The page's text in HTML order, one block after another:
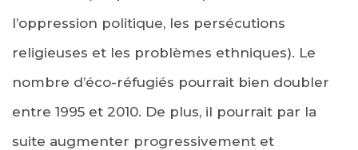
l’oppression politique, les persécutions
religieuses et les problèmes ethniques). Le
nombre d’éco-réfugiés pourrait bien doubler
entre 1995 et 2010. De plus, il pourrait par la
suite augmenter progressivement et